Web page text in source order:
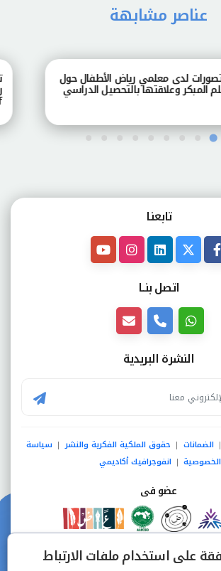
عناصر مشابهة
لدى معلمي رياض الأطفال حول
المبكر وعلاقتها بالتحصيل الدراسي
pdf
تابعنـا
اتصل بنــا
النشرة البريدية
| الضمانات | حقوق الملكية الفكرية والنشر | سياسة
الخصوصية | انفوجرافيك أكاديمي
عضو فى
دفع آمن من خلال
على استخدام ملفات الارتباط